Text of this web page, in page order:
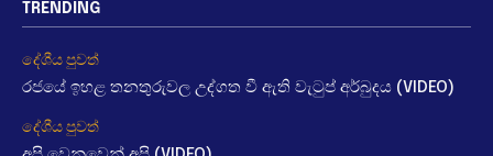
TRENDING
දේශීය පුවත්
රජයේ ඉහළ තනතුරුවල උද්ගත වී ඇති වැටුප් අර්බුදය (VIDEO)
දේශීය පුවත්